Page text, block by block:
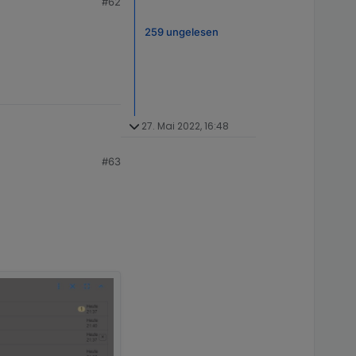
werden daher
erzeugt
#63
259 ungelesen
27. Mai 2022, 16:48